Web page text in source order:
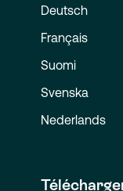
Deutsch
Français
Suomi
Svenska
Nederlands